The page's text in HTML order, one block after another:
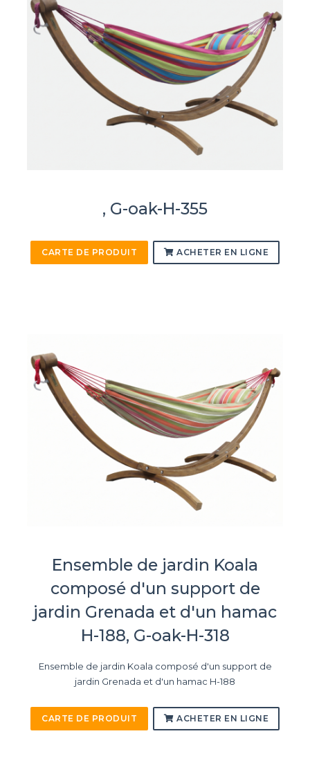
, G-oak-H-355
CARTE DE PRODUIT ACHETER EN LIGNE
Ensemble de jardin Koala
composé d'un support de
jardin Grenada et d'un hamac
H-188, G-oak-H-318
Ensemble de jardin Koala composé d'un support de
jardin Grenada et d'un hamac H-188
CARTE DE PRODUIT ACHETER EN LIGNE